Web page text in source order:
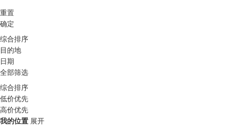
重置
确定
综合排序
目的地
日期
全部筛选
综合排序
低价优先
高价优先
我的位置 展开